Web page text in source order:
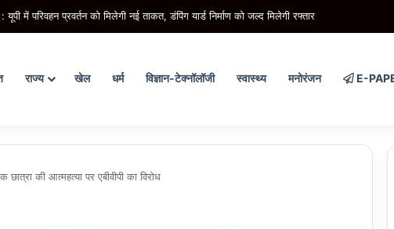
क्लास और आईसीटी लैब से बदलेगी पढ़ाई की तस्वीर, हर विकासखंड में तैयार होंगे मास्टर ट्रेनर
राज्य खेल धर्म विज्ञान-टेक्नॉलॉजी स्वास्थ्य मनोरंजन E-
छात्रा की आत्महत्या पर एबीवीपी का विरोध